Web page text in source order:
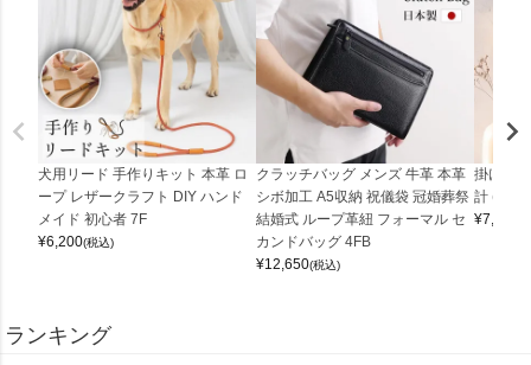
犬用リード 手作りキット 本革 ロ
ープ レザークラフト DIY ハンド
メイド 初心者 7F
¥6,200(税込)
クラッチバッグ メンズ 牛革 本革
シボ加工 A5収納 祝儀袋 冠婚葬祭
結婚式 ループ革紐 フォーマル セ
カンドバッグ 4FB
¥12,650(税込)
掛け時
計
¥7,150
ランキング